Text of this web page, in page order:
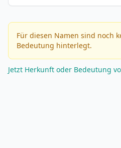
Für diesen Namen sind noch
Bedeutung hinterlegt.
Jetzt Herkunft oder Bedeutung